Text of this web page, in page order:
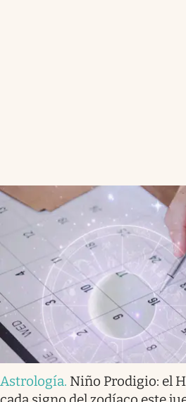
Astrología. Niño Prodigio: el